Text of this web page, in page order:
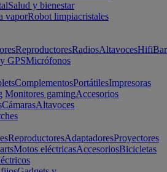
Salud y bienestar
vaporRobot limpiacristales
ReproductoresRadiosAltavocesHifi
GPSMicrófonos
ComplementosPortátilesImpresoras
Monitores gamingAccesorios
CámarasAltavoces
ReproductoresAdaptadoresProyectores
Motos eléctricasAccesoriosBicicletas